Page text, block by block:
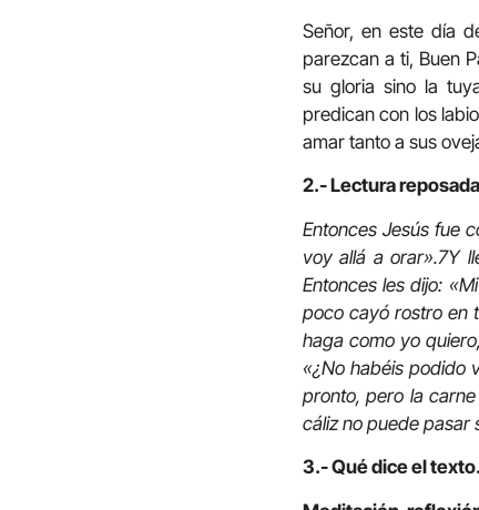
Señor, en este día
parezcan a ti, Buen
su gloria sino la
predican con los
amar tanto a sus
2.- Lectura
Entonces Jesús fue
voy allá a orar».7Y
Entonces les dijo:
poco cayó rostro en
haga como yo
«¿No habéis podido
pronto, pero la
cáliz no puede pasar
3.- Qué dice el texto.